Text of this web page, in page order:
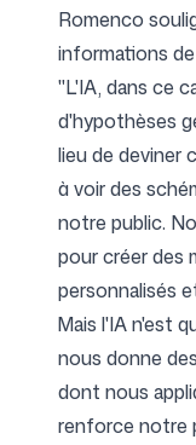
Romenco
informations
"L'IA, dans ce
d'hypothèses
lieu de deviner
à voir des
notre public.
pour créer des
personnalisés
Mais l'IA n'est
nous donne
dont nous
renforce notre